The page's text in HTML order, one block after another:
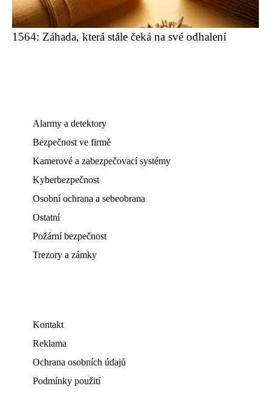
1564: Záhada, která stále čeká na své odhalení
Alarmy a detektory
Bezpečnost ve firmě
Kamerové a zabezpečovací systémy
Kyberbezpečnost
Osobní ochrana a sebeobrana
Ostatní
Požární bezpečnost
Trezory a zámky
Kontakt
Reklama
Ochrana osobních údajů
Podmínky použití